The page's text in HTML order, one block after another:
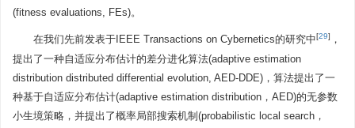
(fitness evaluations, FEs)。
在我们先前发表于IEEE Transactions on Cybernetics的研究中[29] ，
提出了一种自适应分布估计的差分进化算法(adaptive estimation
distribution distributed differential evolution, AED-DDE)，算法提出了一
种基于自适应分布估计(adaptive estimation distribution，AED)的无参数
小生境策略，并提出了概率局部搜索机制(probabilistic local search，